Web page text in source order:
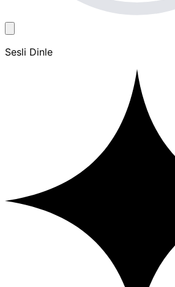
Sesli Dinle